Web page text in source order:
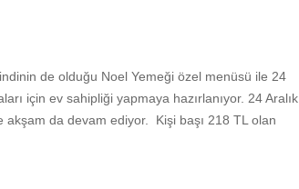
de olduğu Noel Yemeği özel menüsü ile 24
için ev sahipliği yapmaya hazırlanıyor. 24 Aralık
da devam ediyor. Kişi başı 218 TL olan